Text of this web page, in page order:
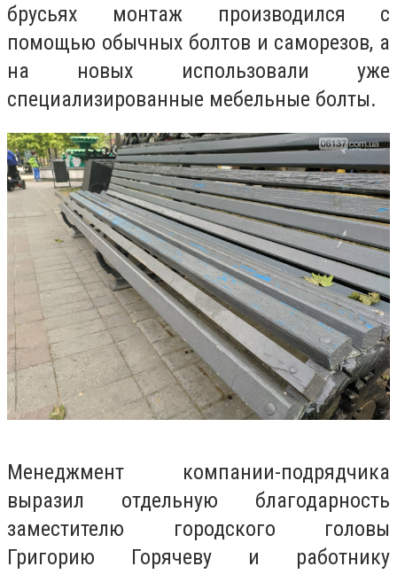
брусьях монтаж производился с
помощью обычных болтов и саморезов, а
на новых использовали уже
специализированные мебельные болты.
Менеджмент компании-подрядчика
выразил отдельную благодарность
заместителю городского головы
Григорию Горячеву и работнику